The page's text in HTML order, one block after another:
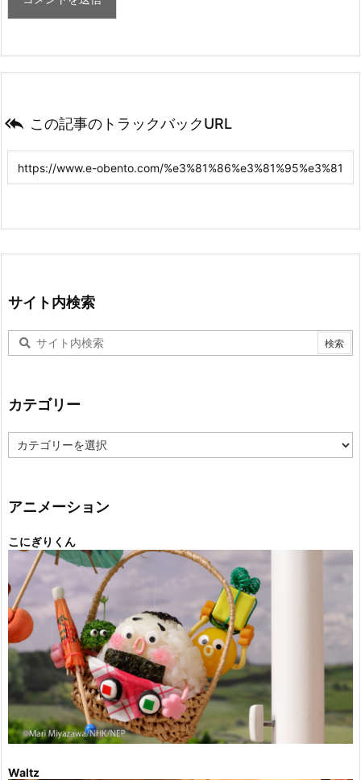
 この記事のトラックバックURL
サイト内検索
カテゴリー
テ
ー
アニメーション
こにぎりくん
Waltz